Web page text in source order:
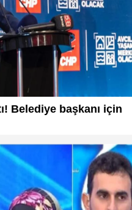
Belediye başkanı için